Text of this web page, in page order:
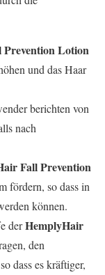
Lotion
und das Haar
berichten von
nach
Fall Prevention
fördern, so dass in
können.
derHemplyHair
den
dass es kräftiger,